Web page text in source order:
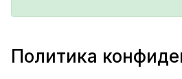
Политика